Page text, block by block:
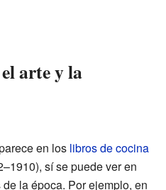
arte y la
en los libros de cocina
sí se puede ver en
la época. Por ejemplo, en